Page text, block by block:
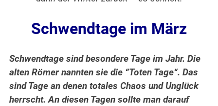
Schwendtage im März
Schwendtage sind besondere Tage im Jahr. Die
alten Römer nannten sie die “Toten Tage“. Das
sind Tage an denen totales Chaos und Unglück
herrscht.An diesen Tagen sollte man darauf